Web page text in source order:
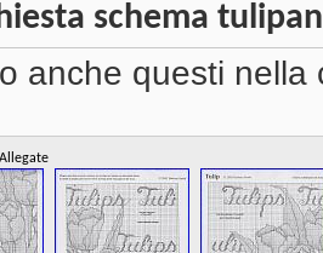
schema
anche questi